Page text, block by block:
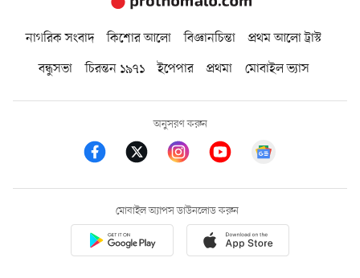
নাগরিক সংবাদ কিশোর আলো বিজ্ঞানচিন্তা
প্রথম আলো ট্রাস্ট
বন্ধুসভা
চিরন্তন ১৯৭১ ইপেপার প্রথমা মোবাইল ভ্যাস
অনুসরণ করুন
মোবাইল অ্যাপস ডাউনলোড করুন